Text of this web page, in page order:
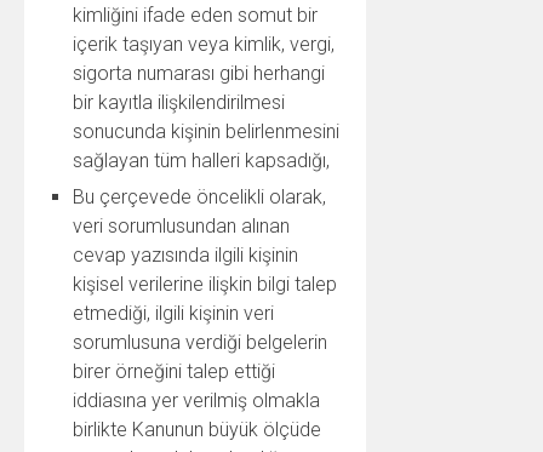
kimliğini ifade eden somut bir
içerik taşıyan veya kimlik, vergi,
sigorta numarası gibi herhangi
bir kayıtla ilişkilendirilmesi
sonucunda kişinin belirlenmesini
sağlayan tüm halleri kapsadığı,
Bu çerçevede öncelikli olarak,
veri sorumlusundan alınan
cevap yazısında ilgili kişinin
kişisel verilerine ilişkin bilgi talep
etmediği, ilgili kişinin veri
sorumlusuna verdiği belgelerin
birer örneğini talep ettiği
iddiasına yer verilmiş olmakla
birlikte Kanunun büyük ölçüde